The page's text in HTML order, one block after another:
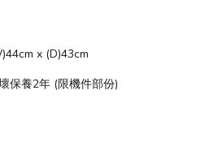
x (D)43cm
保養2年 (限機件部份)